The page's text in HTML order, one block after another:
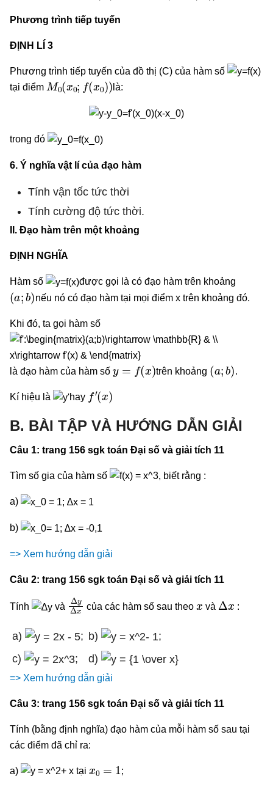
Phương trình tiếp tuyến
ĐỊNH LÍ 3
Phương trình tiếp tuyến của đồ thị (C) của hàm số
tại điểm
M0 ( ; (x 0 ))
là:
trong đó
6. Ý nghĩa vật lí của đạo hàm
Tính vận tốc tức thời
Tính cường độ tức thời.
II. Đạo hàm trên một khoảng
ĐỊNH NGHĨA
Hàm số được gọi là có đạo hàm trên khoảng
( b)
nếu nó có đạo hàm tại mọi điểm x trên khoảng đó.
Khi đó, ta gọi hàm số
là đạo hàm của hàm số
x)
trên khoảng
( b)
.
Kí hiệu là hay
′(x
B. BÀI TẬP VÀ HƯỚNG DẪN GIẢI
Câu 1: trang 156 sgk toán Đại số và giải tích 11
Tìm số gia của hàm số , biết rằng :
a)
b)
=> Xem hướng dẫn giải
Câu 2: trang 156 sgk toán Đại số và giải tích 11
Tính và
Δy x
của các hàm số sau theo và
∆
:
a) ; b)
;
c)
; d)
=> Xem hướng dẫn giải
Câu 3: trang 156 sgk toán Đại số và giải tích 11
Tính (bằng định nghĩa) đạo hàm của mỗi hàm số sau tại
các điểm đã chỉ ra:
a) tại ;